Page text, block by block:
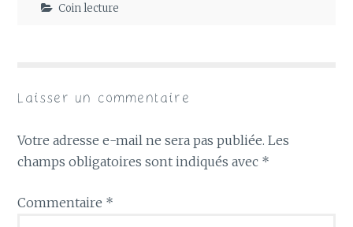
Coin lecture
Laisser un commentaire
Votre adresse e-mail ne sera pas publiée. Les
champs obligatoires sont indiqués avec *
Commentaire *